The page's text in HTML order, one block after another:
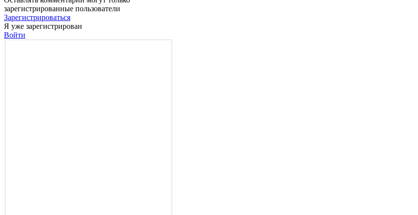
зарегистрированные пользователи
Зарегистрироваться
Я уже зарегистрирован
Войти